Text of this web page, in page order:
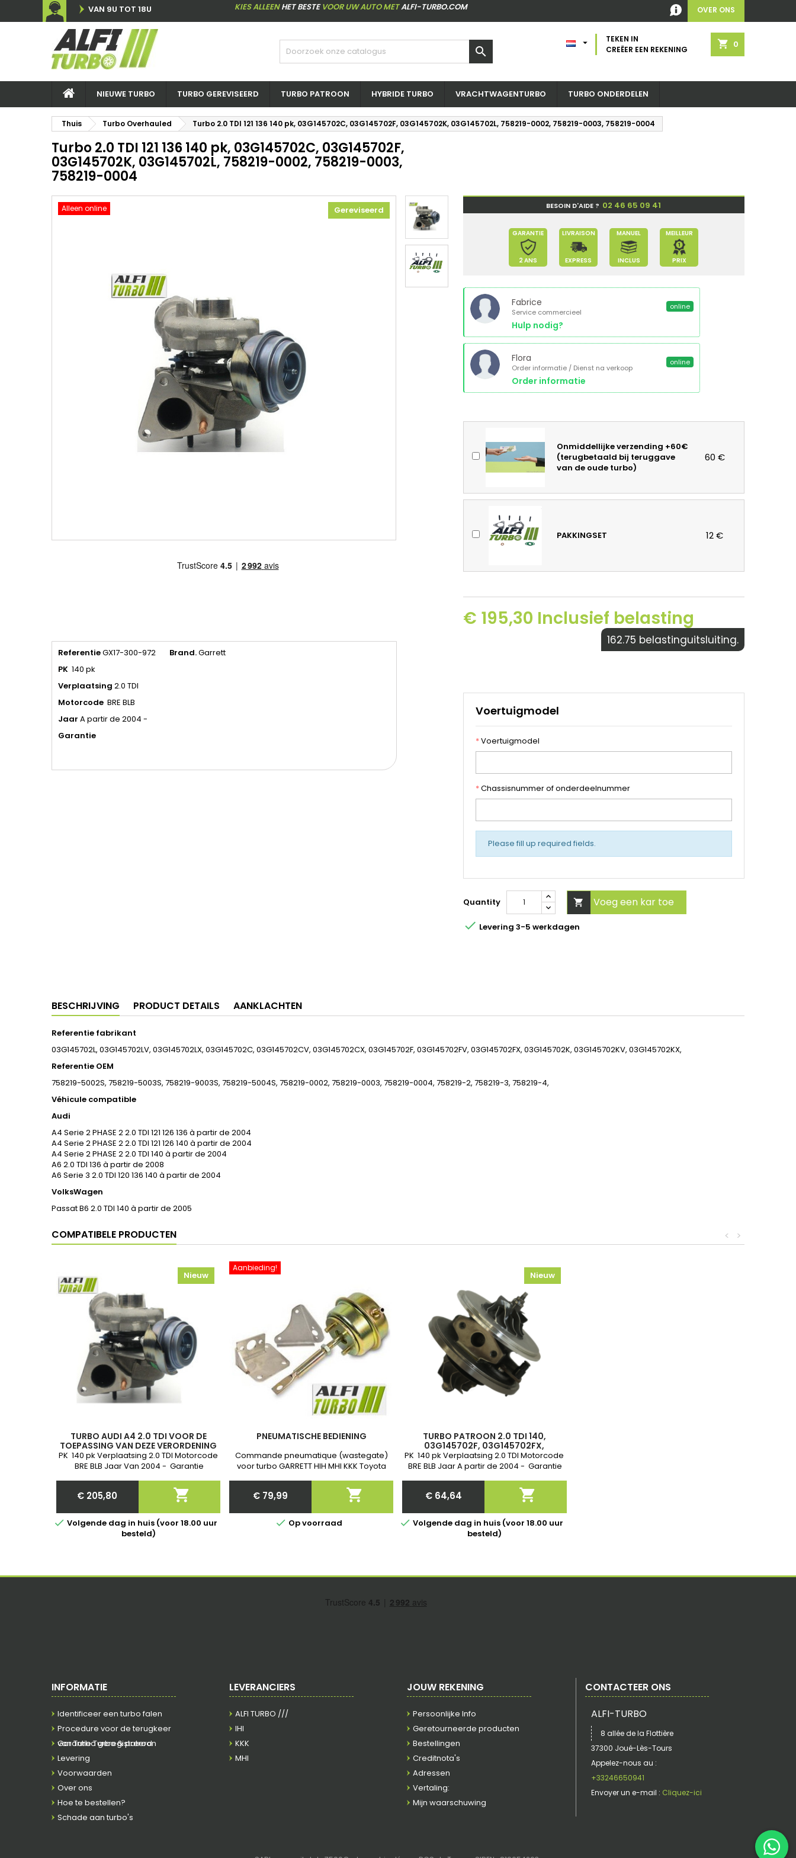
VAN 9U TOT 18U KIES ALLEENHET BESTEVOOR UW AUTO METALFI-TURBO.COM OVER ONS
shopping_cart 0
TEKEN IN
CREËER EEN REKENING


NIEUWE TURBO TURBO GEREVISEERD TURBO PATROON HYBRIDE TURBO VRACHTWAGENTURBO TURBO ONDERDELEN
Thuis Turbo Overhauled Turbo 2.0 TDI 121 136 140 pk, 03G145702C, 03G145702F, 03G145702K, 03G145702L, 758219-0002, 758219-0003, 758219-0004
Turbo 2.0 TDI 121 136 140 pk, 03G145702C, 03G145702F,
03G145702K, 03G145702L, 758219-0002, 758219-0003,
758219-0004
Alleen online Gereviseerd
ReferentieGX17-300-972 Brand.Garrett
PK 140 pk
Verplaatsing 2.0 TDI
Motorcode BRE BLB
Jaar A partir de 2004 -
Garantie
BESOIN D'AIDE ? 02 46 65 09 41
GARANTIE
2 ANS
LIVRAISON
EXPRESS
MANUEL
INCLUS
MEILLEUR
PRIX
Fabrice
Service commercieel
Hulp nodig?
online
Flora
Order informatie / Dienst na verkoop
Order informatie
online
Onmiddellijke verzending +60€
(terugbetaald bij teruggave
van de oude turbo)
60 €
PAKKINGSET 12 €
€ 195,30 Inclusief belasting
162.75 belastinguitsluiting.
Voertuigmodel
*Voertuigmodel
*Chassisnummer of onderdeelnummer
Please fill up required fields.
Quantity  Voeg een kar toe
 Levering 3-5 werkdagen
BESCHRIJVING PRODUCT DETAILS AANKLACHTEN
Referentie fabrikant
03G145702L, 03G145702LV, 03G145702LX, 03G145702C, 03G145702CV, 03G145702CX, 03G145702F, 03G145702FV, 03G145702FX, 03G145702K, 03G145702KV, 03G145702KX,
Referentie OEM
758219-5002S, 758219-5003S, 758219-9003S, 758219-5004S, 758219-0002, 758219-0003, 758219-0004, 758219-2, 758219-3, 758219-4,
Véhicule compatible
Audi
A4 Serie 2 PHASE 2 2.0 TDI 121 126 136 à partir de 2004
A4 Serie 2 PHASE 2 2.0 TDI 121 126 140 à partir de 2004
A4 Serie 2 PHASE 2 2.0 TDI 140 à partir de 2004
A6 2.0 TDI 136 à partir de 2008
A6 Serie 3 2.0 TDI 120 136 140 à partir de 2004
VolksWagen
Passat B6 2.0 TDI 140 à partir de 2005
COMPATIBELE PRODUCTEN >
<
Nieuw
TURBO AUDI A4 2.0 TDI VOOR DE
TOEPASSING VAN DEZE VERORDENING
GELDT HET VOLGENDE:,
PK 140 pk Verplaatsing 2.0 TDI Motorcode
BRE BLB Jaar Van 2004 - Garantie
Price
€ 205,80 
 Volgende dag in huis (voor 18.00 uur
besteld)
Aanbieding!
PNEUMATISCHE BEDIENING
Commande pneumatique (wastegate)
voor turbo GARRETT HIH MHI KKK Toyota
communiquer nous la Referenties exact
van jouw turbo!
Price
€ 79,99 
 Op voorraad
Nieuw
TURBO PATROON 2.0 TDI 140,
03G145702F, 03G145702FX,
03G145702FV, 03G145702K, 758219-
0003, 758219-3
PK 140 pk Verplaatsing 2.0 TDI Motorcode
BRE BLB Jaar A partir de 2004 - Garantie
Price
€ 64,64 
 Volgende dag in huis (voor 18.00 uur
besteld)
INFORMATIE
Identificeer een turbo falen
Procedure voor de terugkeer
van Turbo geregistreerd
Garantie Turbo & patroon
Levering
Voorwaarden
Over ons
Hoe te bestellen?
Schade aan turbo's
LEVERANCIERS
ALFI TURBO ///
IHI
KKK
MHI
JOUW REKENING
Persoonlijke Info
Geretourneerde producten
Bestellingen
Creditnota's
Adressen
Vertaling:
Mijn waarschuwing
CONTACTEER ONS
ALFI-TURBO
8 allée de la Flottière
37300 Joué-Lès-Tours
Appelez-nous au :
+33246650941
Envoyer un e-mail : Cliquez-ici